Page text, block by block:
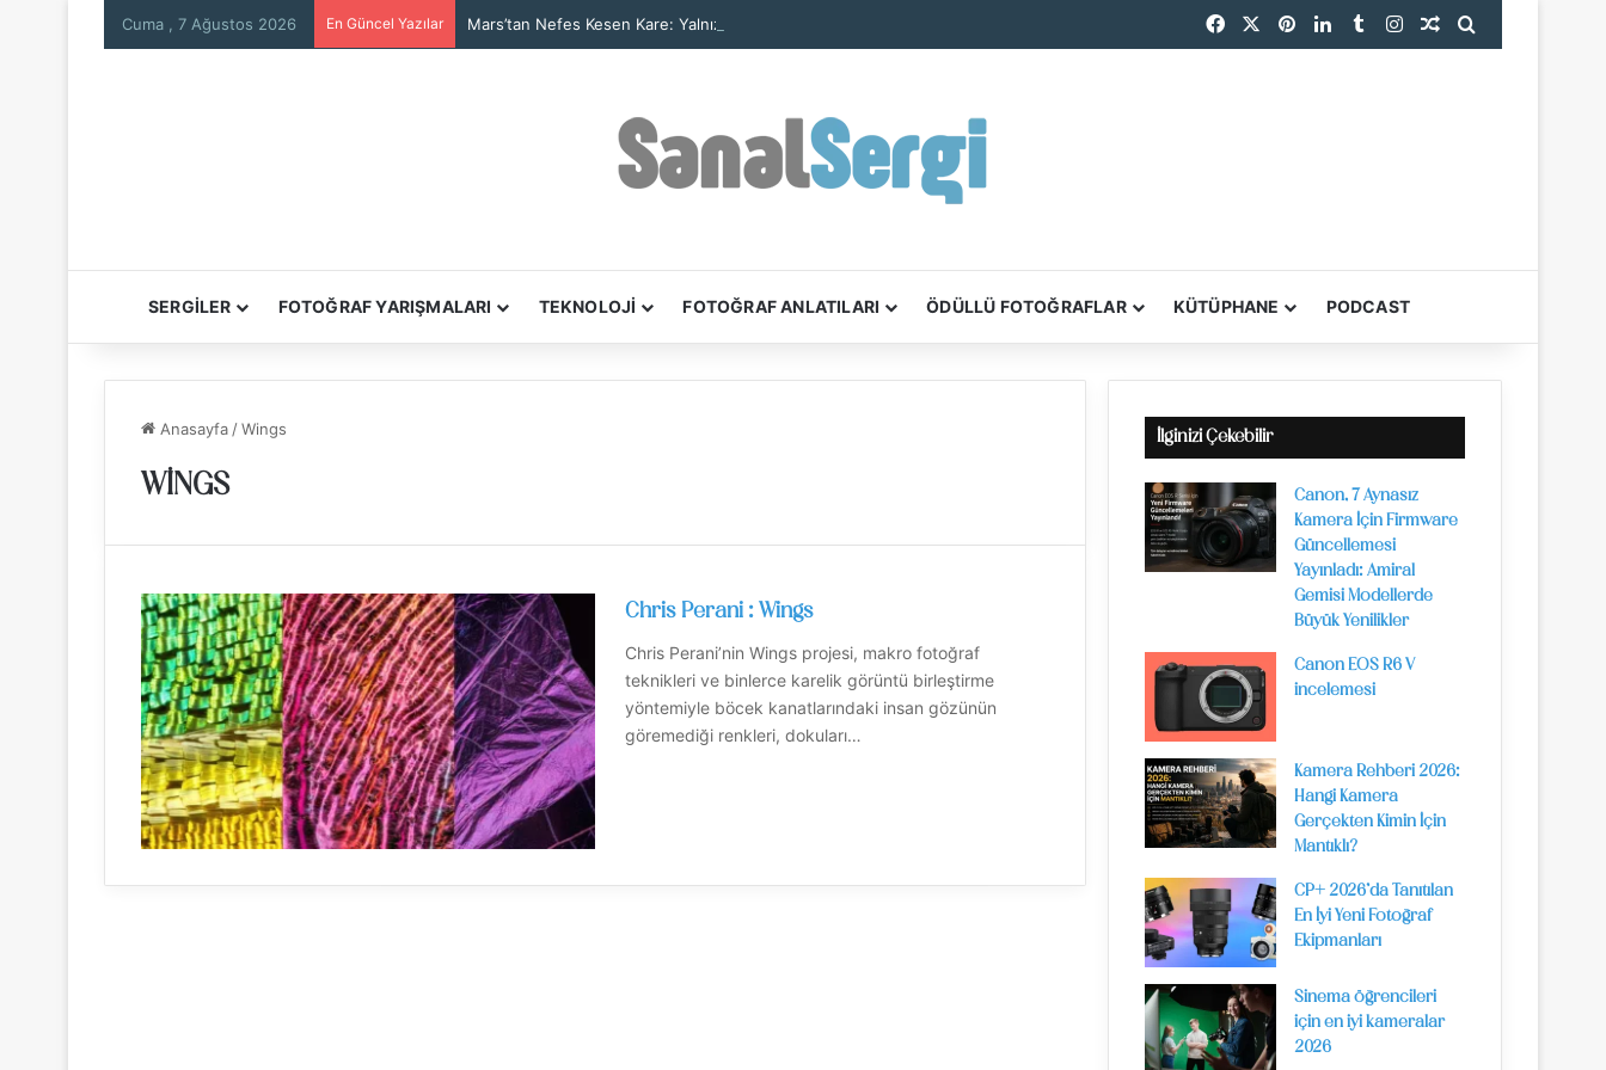
Cuma , 7 Ağustos 2026 En Güncel Yazılar Mars’tan Nefes Kesen Kare: Yalnız Kaya Oluşumu Tüm Ayrıntılarıyla Görüntülendi Facebook PinterestLinkedInTumblrInstagramRastgele Makale
SERGİLER FOTOĞRAF YARIŞMALARI TEKNOLOJİ FOTOĞRAF ANLATILARI ÖDÜLLÜ FOTOĞRAFLAR KÜTÜPHANE PODCAST
Anasayfa /Wings
WINGS
Chris Perani : Wings
Chris Perani’nin Wings projesi, makro fotoğraf
teknikleri ve binlerce karelik görüntü birleştirme
yöntemiyle böcek kanatlarındaki insan gözünün
göremediği renkleri, dokuları…
İlginizi Çekebilir
Canon, 7 Aynasız
Kamera İçin Firmware
Güncellemesi
Yayınladı: Amiral
Gemisi Modellerde
Büyük Yenilikler
Canon EOS R6 V
incelemesi
Kamera Rehberi 2026:
Hangi Kamera
Gerçekten Kimin İçin
Mantıklı?
CP+ 2026’da Tanıtılan
En İyi Yeni Fotoğraf
Ekipmanları
Sinema öğrencileri
için en iyi kameralar
2026